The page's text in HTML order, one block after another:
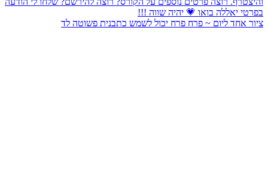
ציור אחד ליום ~ פרח פרח יכול לשמש כתבנית פשוטה לד